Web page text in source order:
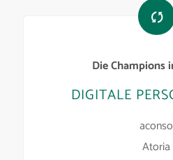
Die Champions
DIGITALE
aconso
Atoria